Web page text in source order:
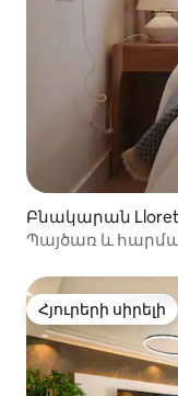
Բնակարան Lloret
Պայծառ և
Հյուրերի սիրելի
Հյուրերի սիրելի